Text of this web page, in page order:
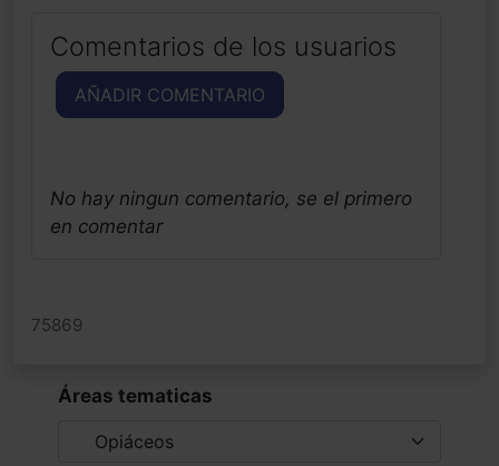
Comentarios de los usuarios
AÑADIR COMENTARIO
No hay ningun comentario, se el primero
en comentar
75869
Áreas tematicas